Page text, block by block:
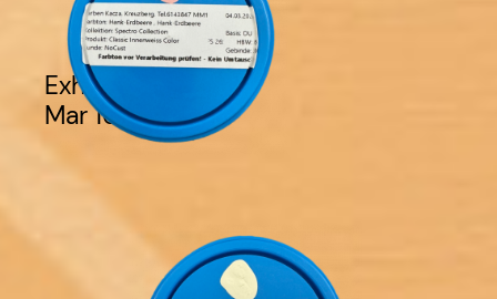
Exhibition
Mar 16 – Apr 14